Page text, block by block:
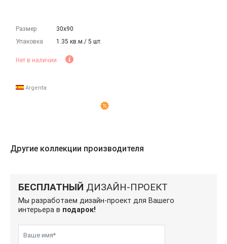
Размер
30х90
Упаковка
1.35 кв.м./ 5 шт.
Нет в наличии
Argenta
Другие коллекции производителя
БЕСПЛАТНЫЙ ДИЗАЙН-ПРОЕКТ
Мы разработаем дизайн-проект для Вашего
интерьера в подарок!